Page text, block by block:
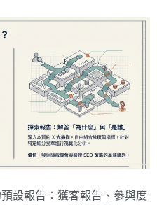
設報告：獲客報告、參與度